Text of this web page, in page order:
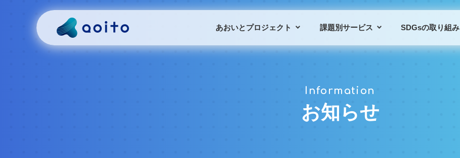
あおいとプロジェクト 課題別サービス
導入事例
SDGsの取り組み
Information
お知らせ